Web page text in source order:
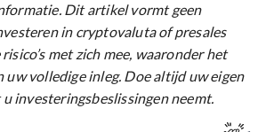
Dit artikel vormt geen
in cryptovaluta of presales
met zich mee, waaronder het
uw volledige inleg. Doe altijd uw eigen
investeringsbeslissingen neemt.